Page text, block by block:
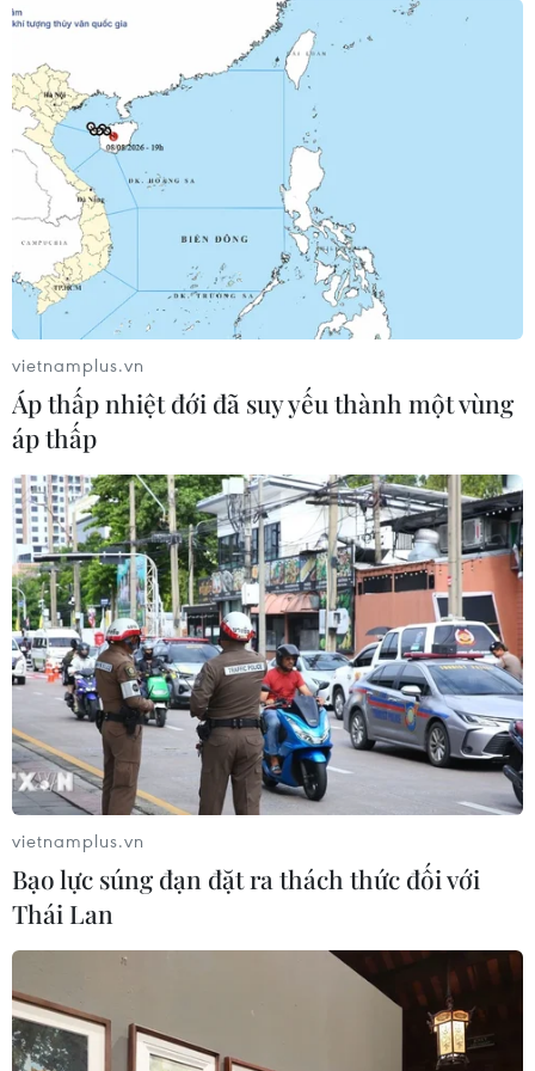
Khởi tố thêm 6 đối tượng vụ lập
khống hồ sơ bảo hiểm y tế ở Đắk Lắk
05/08/2026 14:55
Vận chuyển quá cảnh hàng giả và
xâm phạm sở hữu trí tuệ diễn biến
phức tạp
05/08/2026 13:44
24 năm tù cho đôi vợ chồng tổ chức
“bay lắc” trong quán karaoke
05/08/2026 13:41
Lập kênh TikTok khởi nghiệp, lừa
đảo chiếm đoạt 15 tỷ đồng
05/08/2026 11:36
Xem thêm
CƠ QUAN CHỦ QUẢN: THÔNG TẤN XÃ VIỆT NAM
Tổng Biên tập: TRẦN TIẾN DUẨN
Phó Tổng Biên tập: NGUYỄN THỊ TÁM, KHÚC THANH
THỦY
vietnamplus.vn
Áp thấp nhiệt đới đã suy yếu thành một vùng
áp thấp
vietnamplus.vn
Bạo lực súng đạn đặt ra thách thức đối với
Thái Lan